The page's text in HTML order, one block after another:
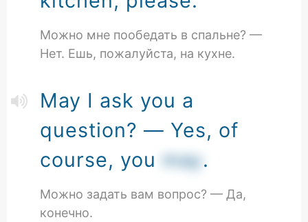
Можно мне пообедать в спальне? —
Нет. Ешь, пожалуйста, на кухне.
May I ask you a
question? — Yes, of
course, you may.
Можно задать вам вопрос? — Да,
конечно.